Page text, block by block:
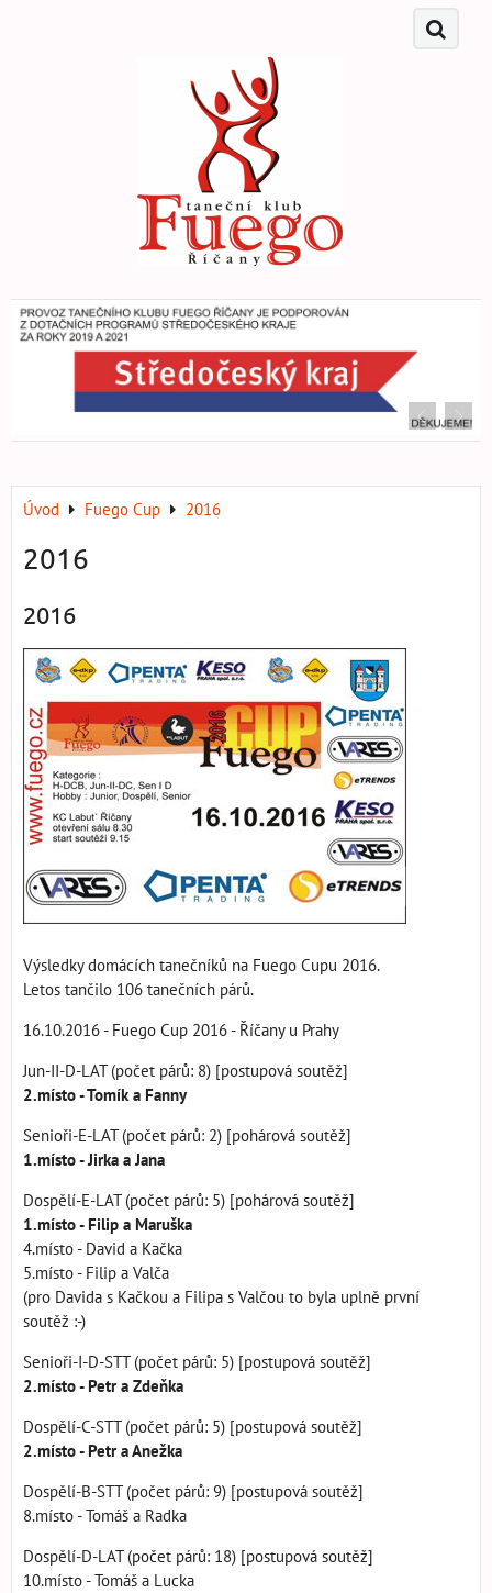
Úvod Fuego Cup 2016
2016
2016
Výsledky domácích tanečníků na Fuego Cupu 2016.
Letos tančilo 106 tanečních párů.
16.10.2016 - Fuego Cup 2016 - Říčany u Prahy
Jun-II-D-LAT (počet párů: 8) [postupová soutěž]
2.místo - Tomík a Fanny
Senioři-E-LAT (počet párů: 2) [pohárová soutěž]
1.místo - Jirka a Jana
Dospělí-E-LAT (počet párů: 5) [pohárová soutěž]
1.místo - Filip a Maruška
4.místo - David a Kačka
5.místo - Filip a Valča
(pro Davida s Kačkou a Filipa s Valčou to byla uplně první
soutěž :-)
Senioři-I-D-STT (počet párů: 5) [postupová soutěž]
2.místo - Petr a Zdeňka
Dospělí-C-STT (počet párů: 5) [postupová soutěž]
2.místo - Petr a Anežka
Dospělí-B-STT (počet párů: 9) [postupová soutěž]
8.místo - Tomáš a Radka
Dospělí-D-LAT (počet párů: 18) [postupová soutěž]
10.místo - Tomáš a Lucka